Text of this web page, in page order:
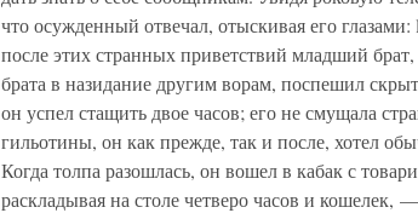
что осужденный отвечал, отыскивая его
после этих странных приветствий младший
брата в назидание другим ворам, поспешил
он успел стащить двое часов; его не смущала
гильотины, он как прежде, так и после, хотел
Когда толпа разошлась, он вошел в кабак с
раскладывая на столе четверо часов и кошелек,